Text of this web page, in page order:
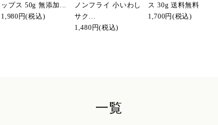
ップス 50g 無添加...
1,980円(税込)
ノンフライ 小いわし
サク...
1,480円(税込)
ス 30g 送料無料
1,700円(税込)
一覧